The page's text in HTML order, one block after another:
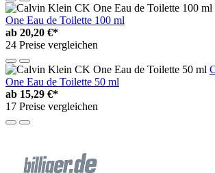
One Eau de Toilette 100 ml
ab 20,20 €*
24 Preise vergleichen
One Eau de Toilette 50 ml
ab 15,29 €*
17 Preise vergleichen